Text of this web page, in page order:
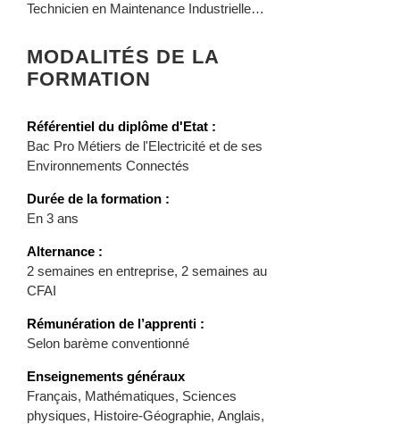
Technicien en Maintenance Industrielle…
MODALITÉS DE LA
FORMATION
Référentiel du diplôme d'Etat :
Bac Pro Métiers de l'Electricité et de ses
Environnements Connectés
Durée de la formation :
En 3 ans
Alternance :
2 semaines en entreprise, 2 semaines au
CFAI
Rémunération de l’apprenti :
Selon barème conventionné
Enseignements généraux
Français, Mathématiques, Sciences
physiques, Histoire-Géographie, Anglais,